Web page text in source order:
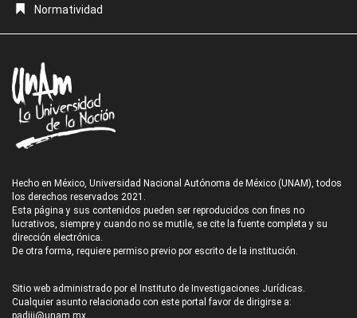
Normatividad
Hecho en México, Universidad Nacional Autónoma de México (UNAM), todos
los derechos reservados 2021.
Esta página y sus contenidos pueden ser reproducidos con fines no
lucrativos, siempre y cuando no se mutile, se cite la fuente completa y su
dirección electrónica.
De otra forma, requiere permiso previo por escrito de la institución.
Sitio web administrado por el Instituto de Investigaciones Jurídicas.
Cualquier asunto relacionado con este portal favor de dirigirse a: